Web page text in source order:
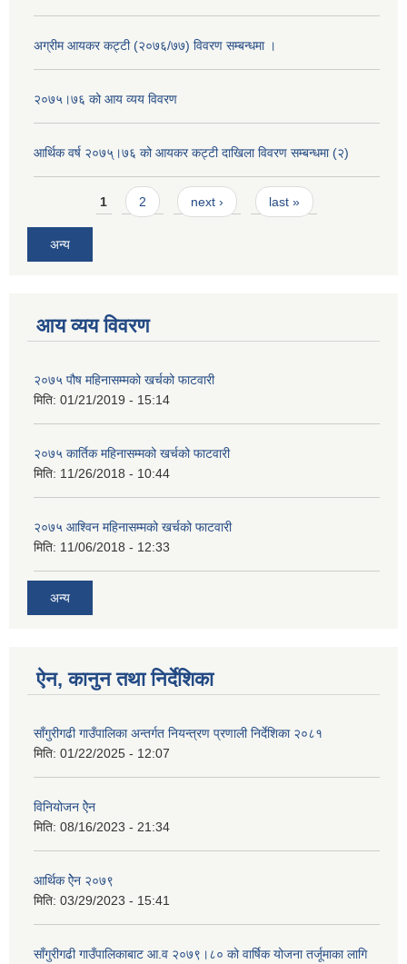
अग्रीम आयकर कट्टी (२०७६/७७) विवरण सम्बन्धमा ।
२०७५।७६ को आय व्यय विवरण
आर्थिक वर्ष २०७५्।७६ को आयकर कट्टी दाखिला विवरण सम्बन्धमा (२)
Pages1 2 next › last »
अन्य
आय व्यय विवरण
२०७५ पौष महिनासम्मको खर्चको फाटवारी
मिति: 01/21/2019 - 15:14
२०७५ कार्तिक महिनासम्मको खर्चको फाटवारी
मिति: 11/26/2018 - 10:44
२०७५ आश्विन महिनासम्मको खर्चको फाटवारी
मिति: 11/06/2018 - 12:33
अन्य
ऐन, कानुन तथा निर्देशिका
साँगुरीगढी गाउँपालिका अन्तर्गत नियन्त्रण प्रणाली निर्देशिका २०८१
मिति: 01/22/2025 - 12:07
विनियोजन ऐेन
मिति: 08/16/2023 - 21:34
आर्थिक ऐेन २०७९
मिति: 03/29/2023 - 15:41
साँगुरीगढी गाउँपालिकाबाट आ.व २०७९।८० को वार्षिक योजना तर्जूमाका लागि